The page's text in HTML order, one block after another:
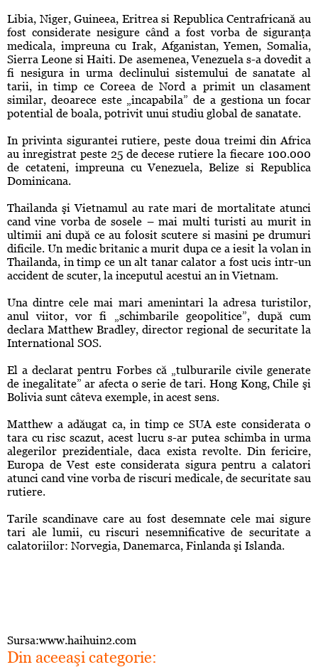
Libia, Niger, Guineea, Eritrea si Republica Centrafricană au
fost considerate nesigure când a fost vorba de siguranţa
medicala, impreuna cu Irak, Afganistan, Yemen, Somalia,
Sierra Leone si Haiti. De asemenea, Venezuela s-a dovedit a
fi nesigura in urma declinului sistemului de sanatate al
tarii, in timp ce Coreea de Nord a primit un clasament
similar, deoarece este „incapabila” de a gestiona un focar
potential de boala, potrivit unui studiu global de sanatate.
In privinta sigurantei rutiere, peste doua treimi din Africa
au inregistrat peste 25 de decese rutiere la fiecare 100.000
de cetateni, impreuna cu Venezuela, Belize si Republica
Dominicana.
Thailanda şi Vietnamul au rate mari de mortalitate atunci
cand vine vorba de sosele – mai multi turisti au murit in
ultimii ani după ce au folosit scutere si masini pe drumuri
dificile. Un medic britanic a murit dupa ce a iesit la volan in
Thailanda, in timp ce un alt tanar calator a fost ucis intr-un
accident de scuter, la inceputul acestui an in Vietnam.
Una dintre cele mai mari amenintari la adresa turistilor,
anul viitor, vor fi „schimbarile geopolitice”, după cum
declara Matthew Bradley, director regional de securitate la
International SOS.
El a declarat pentru Forbes că „tulburarile civile generate
de inegalitate” ar afecta o serie de tari. Hong Kong, Chile şi
Bolivia sunt câteva exemple, in acest sens.
Matthew a adăugat ca, in timp ce SUA este considerata o
tara cu risc scazut, acest lucru s-ar putea schimba in urma
alegerilor prezidentiale, daca exista revolte. Din fericire,
Europa de Vest este considerata sigura pentru a calatori
atunci cand vine vorba de riscuri medicale, de securitate sau
rutiere.
Tarile scandinave care au fost desemnate cele mai sigure
tari ale lumii, cu riscuri nesemnificative de securitate a
calatoriilor: Norvegia, Danemarca, Finlanda şi Islanda.
Sursa:www.haihuin2.com
Din aceeaşi categorie: